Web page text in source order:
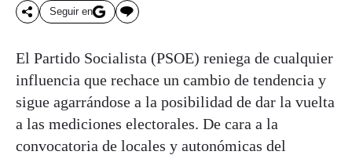
Seguir en
El Partido Socialista (PSOE) reniega de cualquier
influencia que rechace un cambio de tendencia y
sigue agarrándose a la posibilidad de dar la vuelta
a las mediciones electorales. De cara a la
convocatoria de locales y autonómicas del